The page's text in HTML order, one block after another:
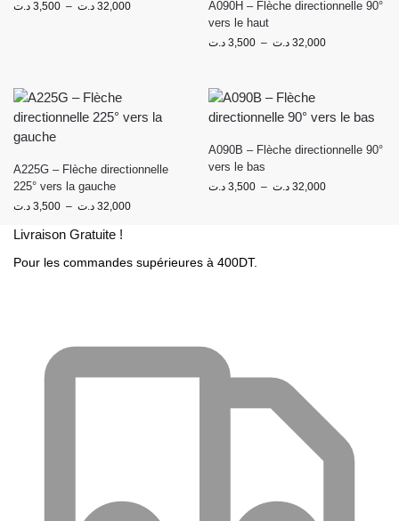
3,500 د.ت – 32,000 د.ت
A090H – Flèche directionnelle 90°
vers le haut
3,500 د.ت – 32,000 د.ت
A225G – Flèche directionnelle
225° vers la gauche
3,500 د.ت – 32,000 د.ت
A090B – Flèche directionnelle 90°
vers le bas
3,500 د.ت – 32,000 د.ت
Livraison Gratuite !
Pour les commandes supérieures à 400DT.